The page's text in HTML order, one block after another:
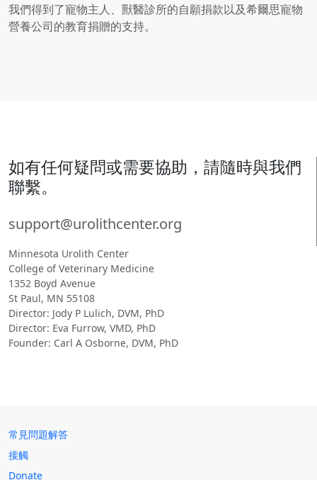
我們得到了寵物主人、獸醫診所的自願捐款以及希爾思寵物
營養公司的教育捐贈的支持。
如有任何疑問或需要協助，請隨時與我們
聯繫。
support@urolithcenter.org
Minnesota Urolith Center
College of Veterinary Medicine
1352 Boyd Avenue
St Paul, MN 55108
Director: Jody P Lulich, DVM, PhD
Director: Eva Furrow, VMD, PhD
Founder: Carl A Osborne, DVM, PhD
常見問題解答
接觸
Donate